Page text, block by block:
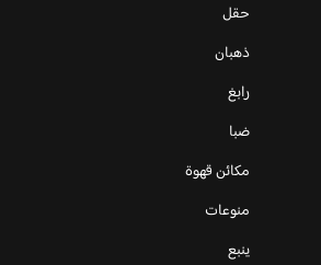
حقل
ذهبان
رابغ
ضبا
مكائن قهوة
منوعات
ينبع